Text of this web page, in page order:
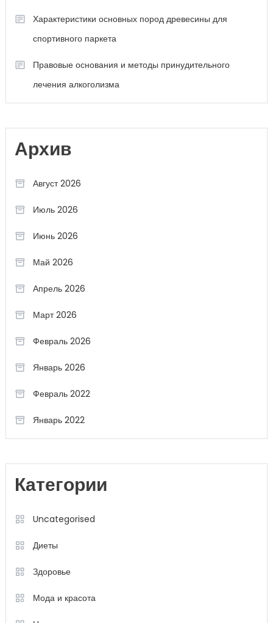
Характеристики основных пород древесины для
спортивного паркета
Правовые основания и методы принудительного
лечения алкоголизма
Архив
Август 2026
Июль 2026
Июнь 2026
Май 2026
Апрель 2026
Март 2026
Февраль 2026
Январь 2026
Февраль 2022
Январь 2022
Категории
Uncategorised
Диеты
Здоровье
Мода и красота